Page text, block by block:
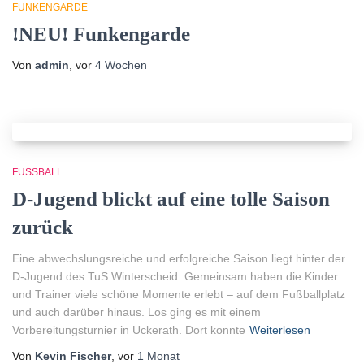
FUNKENGARDE
!NEU! Funkengarde
Von admin , vor 4 Wochen
FUSSBALL
D-Jugend blickt auf eine tolle Saison
zurück
Eine abwechslungsreiche und erfolgreiche Saison liegt hinter der
D-Jugend des TuS Winterscheid. Gemeinsam haben die Kinder
und Trainer viele schöne Momente erlebt – auf dem Fußballplatz
und auch darüber hinaus. Los ging es mit einem
Vorbereitungsturnier in Uckerath. Dort konnte Weiterlesen
Von Kevin Fischer, vor 1 Monat